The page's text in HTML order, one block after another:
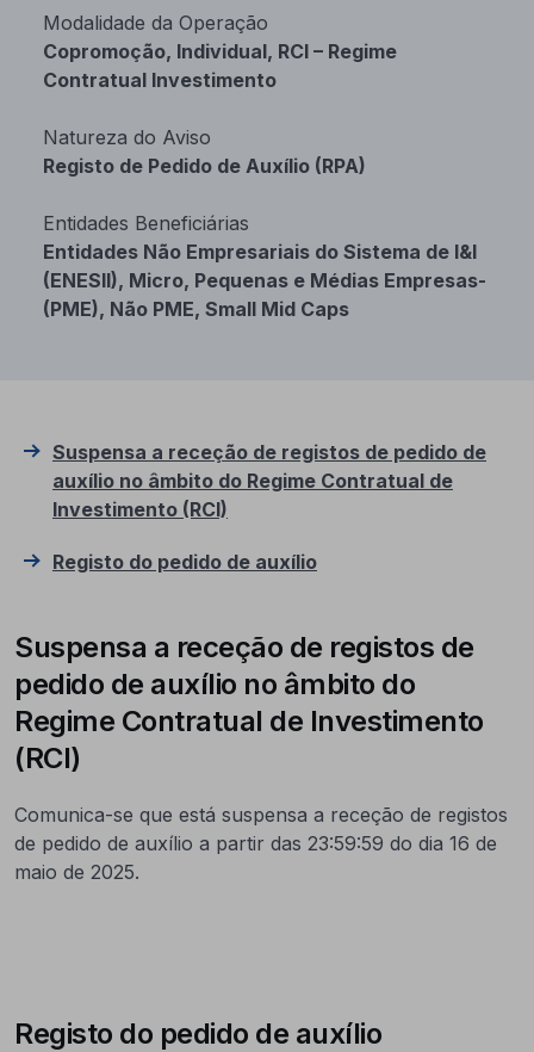
Modalidade da Operação
Copromoção, Individual, RCI – Regime
Contratual Investimento
Natureza do Aviso
Registo de Pedido de Auxílio (RPA)
Entidades Beneficiárias
Entidades Não Empresariais do Sistema de I&I
(ENESII), Micro, Pequenas e Médias Empresas-
(PME), Não PME, Small Mid Caps
Suspensa a receção de registos de pedido de
auxílio no âmbito do Regime Contratual de
Investimento (RCI)
Registo do pedido de auxílio
Suspensa a receção de registos de
pedido de auxílio no âmbito do
Regime Contratual de Investimento
(RCI)
Comunica-se que está suspensa a receção de registos
de pedido de auxílio a partir das 23:59:59 do dia 16 de
maio de 2025.
Registo do pedido de auxílio